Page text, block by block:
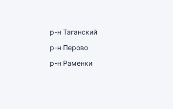
р-н Таганский
р-н Перово
р-н Раменки